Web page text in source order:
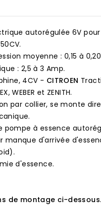
autorégulée 6V
moyenne : 0,15 à
: 2,5 à 3 Amp.
4CV - CITROEN
WEBER et ZENITH.
par collier, se monte
pompe à essence
manque d'arrivée
d'essence.
de montage ci-dessous.